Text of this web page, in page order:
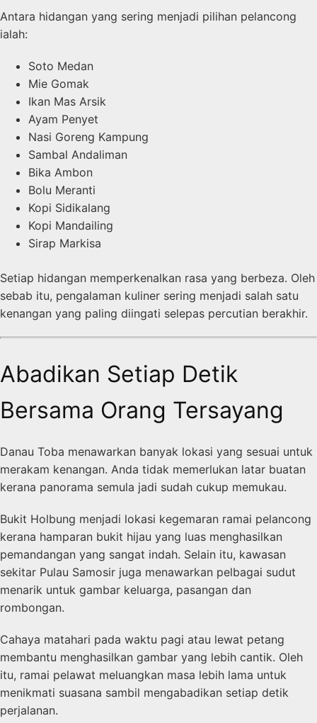
Antara hidangan yang sering menjadi pilihan pelancong
ialah:
Soto Medan
Mie Gomak
Ikan Mas Arsik
Ayam Penyet
Nasi Goreng Kampung
Sambal Andaliman
Bika Ambon
Bolu Meranti
Kopi Sidikalang
Kopi Mandailing
Sirap Markisa
Setiap hidangan memperkenalkan rasa yang berbeza. Oleh
sebab itu, pengalaman kuliner sering menjadi salah satu
kenangan yang paling diingati selepas percutian berakhir.
Abadikan Setiap Detik
Bersama Orang Tersayang
Danau Toba menawarkan banyak lokasi yang sesuai untuk
merakam kenangan. Anda tidak memerlukan latar buatan
kerana panorama semula jadi sudah cukup memukau.
Bukit Holbung menjadi lokasi kegemaran ramai pelancong
kerana hamparan bukit hijau yang luas menghasilkan
pemandangan yang sangat indah. Selain itu, kawasan
sekitar Pulau Samosir juga menawarkan pelbagai sudut
menarik untuk gambar keluarga, pasangan dan
rombongan.
Cahaya matahari pada waktu pagi atau lewat petang
membantu menghasilkan gambar yang lebih cantik. Oleh
itu, ramai pelawat meluangkan masa lebih lama untuk
menikmati suasana sambil mengabadikan setiap detik
perjalanan.